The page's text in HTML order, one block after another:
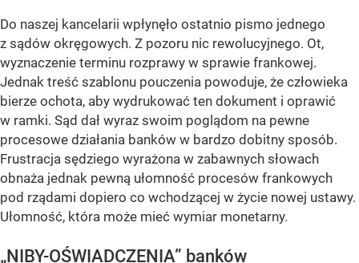
Do naszej kancelarii wpłynęło ostatnio pismo jednego
z sądów okręgowych. Z pozoru nic rewolucyjnego. Ot,
wyznaczenie terminu rozprawy w sprawie frankowej.
Jednak treść szablonu pouczenia powoduje, że człowieka
bierze ochota, aby wydrukować ten dokument i oprawić
w ramki. Sąd dał wyraz swoim poglądom na pewne
procesowe działania banków w bardzo dobitny sposób.
Frustracja sędziego wyrażona w zabawnych słowach
obnaża jednak pewną ułomność procesów frankowych
pod rządami dopiero co wchodzącej w życie nowej ustawy.
Ułomność, która może mieć wymiar monetarny.
„NIBY-OŚWIADCZENIA” banków